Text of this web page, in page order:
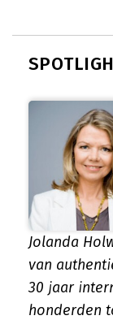
Jolanda
van
30 jaar
honderden